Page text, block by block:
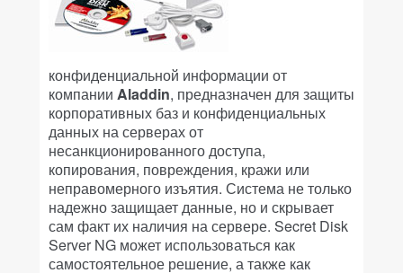
конфиденциальной информации от
компании Aladdin, предназначен для защиты
корпоративных баз и конфиденциальных
данных на серверах от
несанкционированного доступа,
копирования, повреждения, кражи или
неправомерного изъятия. Система не только
надежно защищает данные, но и скрывает
сам факт их наличия на сервере. Secret Disk
Server NG может использоваться как
самостоятельное решение, а также как